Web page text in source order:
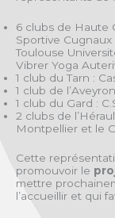
6 clubs de Haute
Sportive Cugnaux
Toulouse
Vibrer Yoga
1 club du Tarn :
1 club de
1 club du Gard :
2 clubs de
Montpellier et le
Cette
promouvoir le
mettre
l’accueillir et qui